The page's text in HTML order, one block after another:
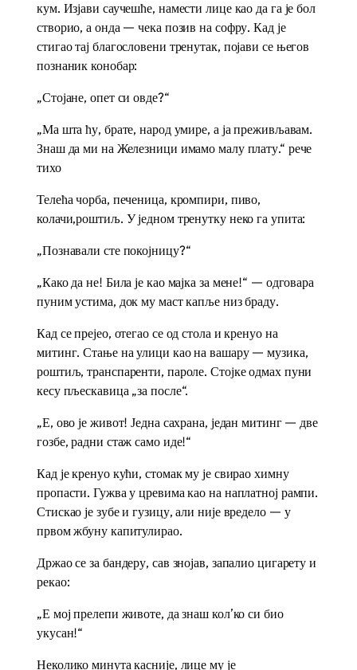
кум. Изјави саучешће, намести лице као да га је бол
створио, а онда — чека позив на софру. Кад је
стигао тај благословени тренутак, појави се његов
познаник конобар:
„Стојане, опет си овде?“
„Ма шта ћу, брате, народ умире, а ја преживљавам.
Знаш да ми на Железници имамо малу плату.“ рече
тихо
Телећа чорба, печеница, кромпири, пиво,
колачи,роштиљ. У једном тренутку неко га упита:
„Познавали сте покојницу?“
„Како да не! Била је као мајка за мене!“ — одговара
пуним устима, док му маст капље низ браду.
Кад се прејео, отегао се од стола и кренуо на
митинг. Стање на улици као на вашару — музика,
роштиљ, транспаренти, пароле. Стојке одмах пуни
кесу пљескавица „за после“.
„Е, ово је живот! Једна сахрана, један митинг — две
гозбе, радни стаж само иде!“
Кад је кренуо кући, стомак му је свирао химну
пропасти. Гужва у цревима као на наплатној рампи.
Стискао је зубе и гузицу, али није вредело — у
првом жбуну капитулирао.
Држао се за бандеру, сав знојав, запалио цигарету и
рекао:
„Е мој прелепи животе, да знаш кол’ко си био
укусан!“
Неколико минута касније, лице му је